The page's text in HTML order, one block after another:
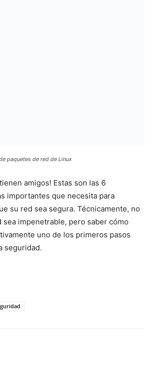
paquetes de red de Linux
amigos! Estas son las 6
importantes que necesita para
su red sea segura. Técnicamente, no
sea impenetrable, pero saber cómo
uno de los primeros pasos
seguridad.